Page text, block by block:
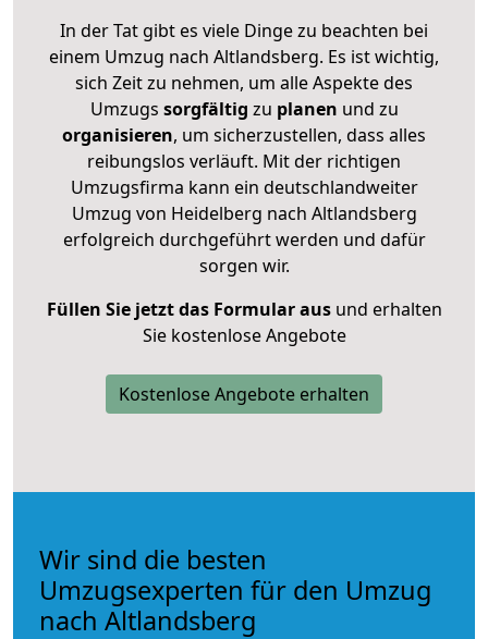
In der Tat gibt es viele Dinge zu beachten bei
einem Umzug nach Altlandsberg. Es ist wichtig,
sich Zeit zu nehmen, um alle Aspekte des
Umzugs sorgfältig zu planen und zu
organisieren, um sicherzustellen, dass alles
reibungslos verläuft. Mit der richtigen
Umzugsfirma kann ein deutschlandweiter
Umzug von Heidelberg nach Altlandsberg
erfolgreich durchgeführt werden und dafür
sorgen wir.
Füllen Sie jetzt das Formular ausund erhalten
Sie kostenlose Angebote
Kostenlose Angebote erhalten
Wir sind die besten
Umzugsexperten für den Umzug
nach Altlandsberg